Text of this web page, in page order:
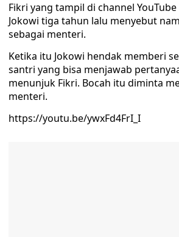
Fikri yang tampil di channel
Jokowi tiga tahun lalu menyebut
sebagai menteri.
Ketika itu Jokowi hendak memberi
santri yang bisa menjawab
menunjuk Fikri. Bocah itu diminta
menteri.
https://youtu.be/ywxFd4FrI_I